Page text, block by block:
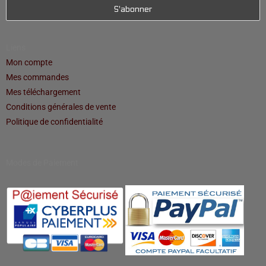
Mon compte
Mes commandes
Mes téléchargement
Conditions générales de vente
Politique de confidentialité